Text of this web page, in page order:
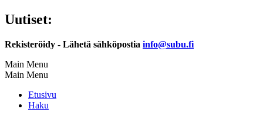
Uutiset:
Rekisteröidy - Lähetä sähköpostia info@subu.fi
Main Menu
Main Menu
Etusivu
Haku